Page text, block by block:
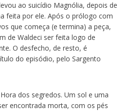
ao suicídio Magnólia, depois de
feita por ele. Após o prólogo com
que começa (e termina) a peça,
de Waldeci ser feita logo de
O desfecho, de resto, é
do episódio, pelo Sargento
dos segredos. Um sol e uma
encontrada morta, com os pés